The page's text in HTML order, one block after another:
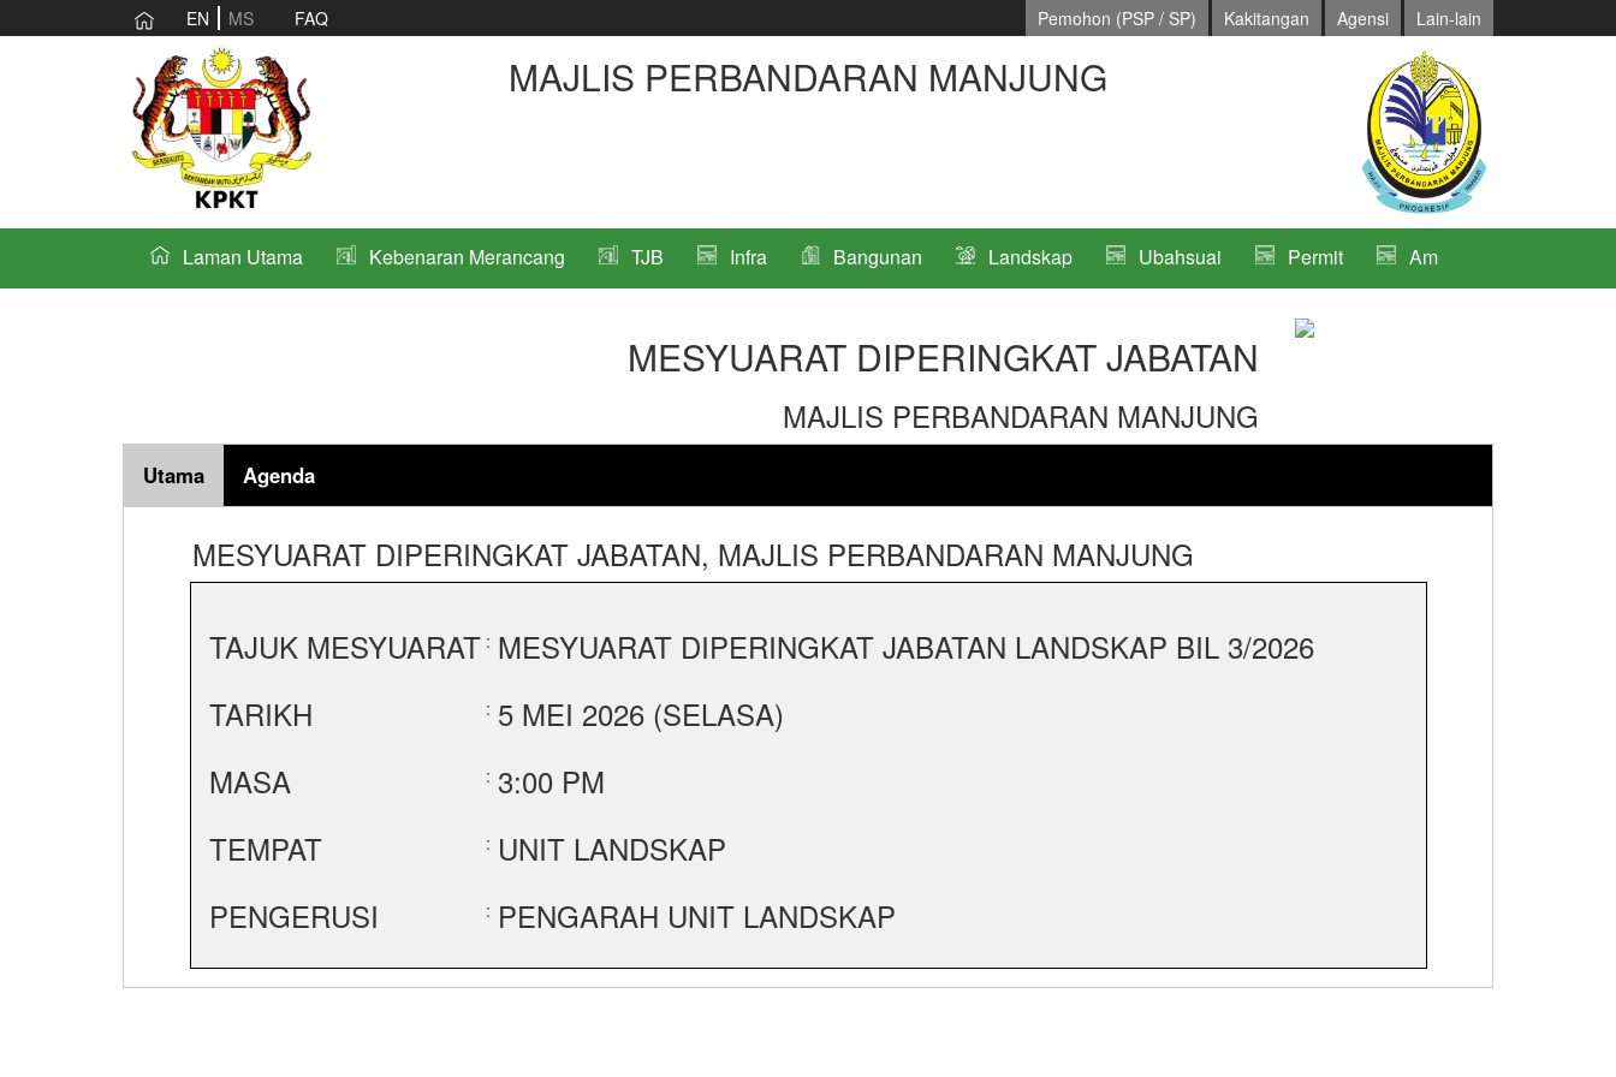
EN MS FAQ Lain-lain
Agensi
Kakitangan
Pemohon (PSP / SP)
MAJLIS PERBANDARAN MANJUNG
Laman Utama Kebenaran Merancang TJB Infra Bangunan Landskap Ubahsuai Permit Am
MESYUARAT DIPERINGKAT JABATAN
MAJLIS PERBANDARAN MANJUNG
Utama Agenda
MESYUARAT DIPERINGKAT JABATAN, MAJLIS PERBANDARAN MANJUNG
TAJUK MESYUARAT : MESYUARAT DIPERINGKAT JABATAN LANDSKAP BIL 3/2026
TARIKH
: 5 MEI 2026 (SELASA)
MASA
: 3:00 PM
TEMPAT
: UNIT LANDSKAP
PENGERUSI
: PENGARAH UNIT LANDSKAP